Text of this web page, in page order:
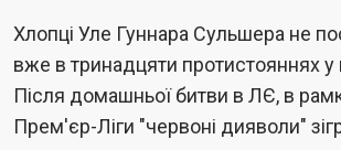
Хлопці Уле Гуннара Сульшера не
вже в тринадцяти протистояннях у
Після домашньої битви в ЛЄ, в
Прем'єр-Ліги "червоні дияволи"